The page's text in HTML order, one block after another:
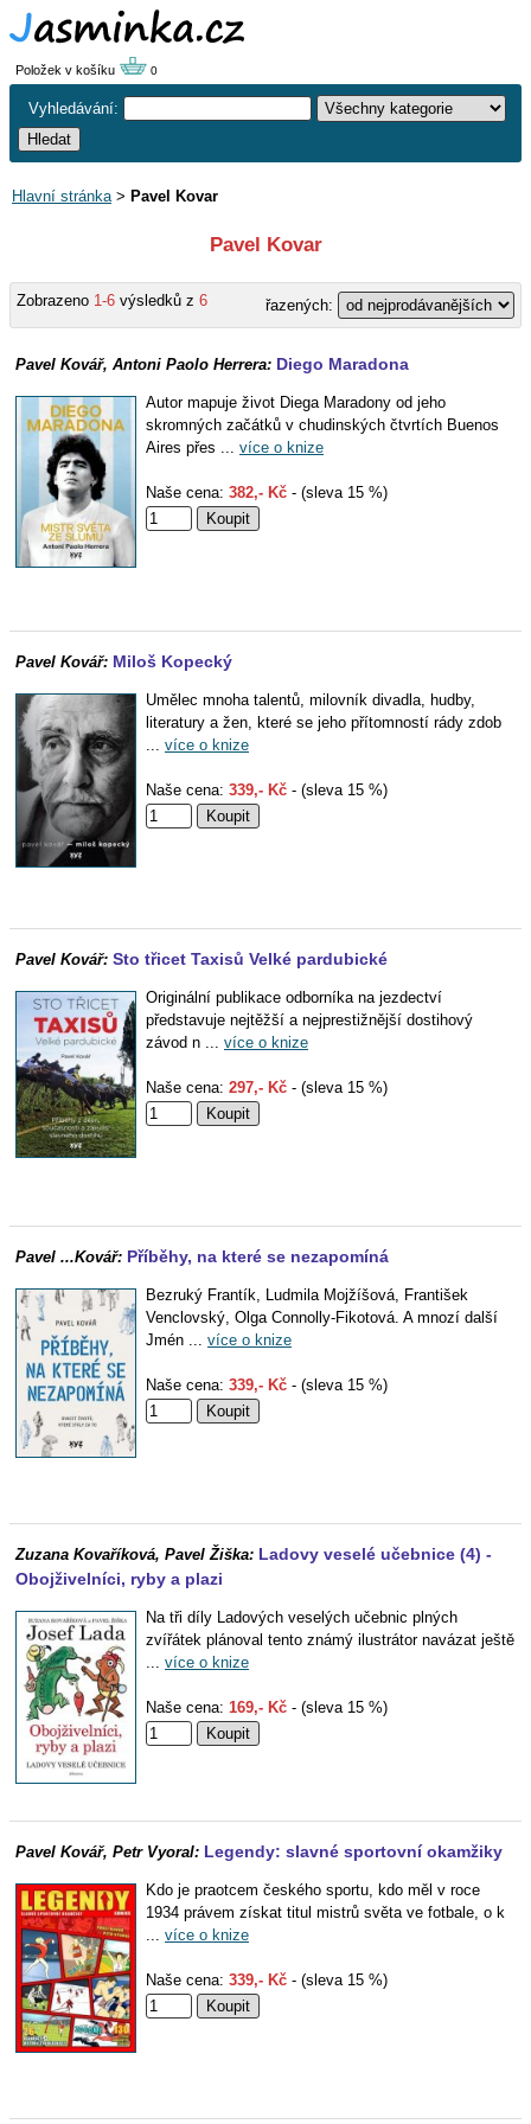
Položek v košíku 0
Vyhledávání:
Hlavní stránka> Pavel Kovar
Pavel Kovar
Zobrazeno 1-6 výsledků z 6 řazených:
Pavel Kovář, Antoni Paolo Herrera: Diego Maradona
Autor mapuje život Diega Maradony od jeho
skromných začátků v chudinských čtvrtích Buenos
Aires přes ... více o knize
Naše cena: 382,- Kč - (sleva 15 %)
Pavel Kovář: Miloš Kopecký
Umělec mnoha talentů, milovník divadla, hudby,
literatury a žen, které se jeho přítomností rády zdob
... více o knize
Naše cena: 339,- Kč - (sleva 15 %)
Pavel Kovář: Sto třicet Taxisů Velké pardubické
Originální publikace odborníka na jezdectví
představuje nejtěžší a nejprestižnější dostihový
závod n ... více o knize
Naše cena: 297,- Kč - (sleva 15 %)
Pavel ...Kovář: Příběhy, na které se nezapomíná
Bezruký Frantík, Ludmila Mojžíšová, František
Venclovský, Olga Connolly-Fikotová. A mnozí další
Jmén ... více o knize
Naše cena: 339,- Kč - (sleva 15 %)
Zuzana Kovaříková, Pavel Žiška: Ladovy veselé učebnice (4) -
Obojživelníci, ryby a plazi
Na tři díly Ladových veselých učebnic plných
zvířátek plánoval tento známý ilustrátor navázat ještě
... více o knize
Naše cena: 169,- Kč - (sleva 15 %)
Pavel Kovář, Petr Vyoral: Legendy: slavné sportovní okamžiky
Kdo je praotcem českého sportu, kdo měl v roce
1934 právem získat titul mistrů světa ve fotbale, o k
... více o knize
Naše cena: 339,- Kč - (sleva 15 %)